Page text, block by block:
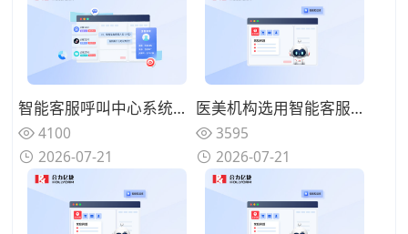
智能客服呼叫中心系统支持文字语音同步接待吗？覆盖多渠道访客
4100
2026-07-21
医美机构选用智能客服呼叫中心系统有哪些优势？规范咨询沟通话术
3595
2026-07-21